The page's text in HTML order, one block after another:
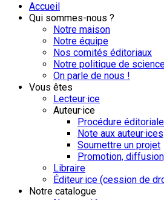
Accueil
Qui sommes-nous ?
Notre maison
Notre équipe
Nos comités éditoriaux
Notre politique de
On parle de nous !
Vous êtes
Lecteur·ice
Auteur·ice
Procédure éditoriale
Note aux auteur·ices
Soumettre un projet
Promotion,
Libraire
Éditeur·ice (cession de
Notre catalogue